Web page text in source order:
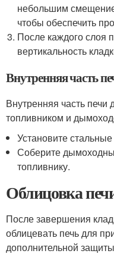
небольшим
чтобы обеспечить
После каждого слоя
вертикальность
Внутренняя часть
Внутренняя часть
топливником и
Установите
Соберите
топливнику.
Облицовка
После завершения
облицевать печь для
дополнительной